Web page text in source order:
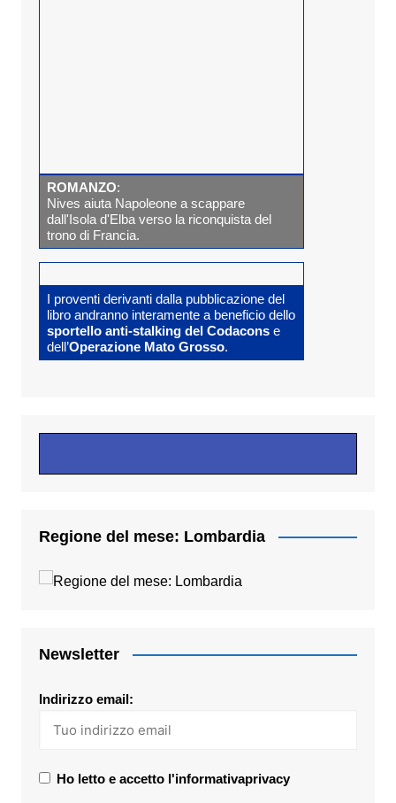
ROMANZO:
Nives aiuta Napoleone a scappare
dall'Isola d'Elba verso la riconquista del
trono di Francia.
I proventi derivanti dalla pubblicazione del
libro andranno interamente a beneficio dello
sportello anti-stalking del Codaconse
dell’Operazione Mato Grosso.
Regione del mese: Lombardia
Newsletter
Indirizzo email:
Ho letto e accetto l'informativaprivacy